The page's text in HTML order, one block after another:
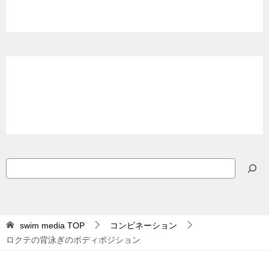
索
swim media TOP
コンビネーション
ロクテの背泳ぎのボディポジション